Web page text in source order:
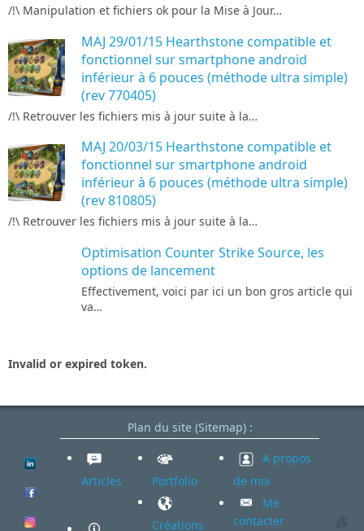
/!\ Manipulation et fichiers ok pour la Mise à Jour…
MAJ 29/01/15 Hearthstone compatible et
fonctionnel sur smartphone android
inférieur à 6 pouces (méthode ultra simple)
(rev 770405)
/!\ Retrouver les fichiers mis à jour suite à la…
MAJ 20/03/15 Hearthstone compatible et
fonctionnel sur smartphone android
inférieur à 6 pouces (méthode ultra simple)
(rev 810805)
/!\ Retrouver les fichiers mis à jour suite à la…
Optimisation Counter Strike Source, les
options de lancement
Effectivement, voici par ici un bon gros article qui
va…
Invalid or expired token.
Plan du site (Sitemap) :
Articles Portfolio
Créations
A propos
de moi
Me
contacter